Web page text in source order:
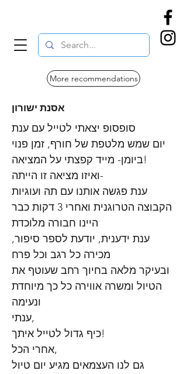
More recommendations
אסנת ישורון
סופסופ יצאתי לטייל עם ענת
יום שמש מלטפת של חורף, זמן פנוי
ביומן- מייד קפצתי על המציאה!
ואיזו מציאה זו הייתה-
ענת פגשה אותנו עם תה ועוגיות
הקבוצה הטרוגנית ואחרי 3 דקות כבר
היינו חבורה מלוכדת
ענת ידענית, יודעת לספר סיפור,
מכירה כל רגב וכל פרח
ובעיקר מלאה בחיוך רחב שעוטף את
הטיול ומשרה אווירה כל כך מיוחדת
ונעימה
ענתי,
כיף גדול לטייל איתך!
אחרי הכל,
גם לנו העצמאים מגיע יום טיול